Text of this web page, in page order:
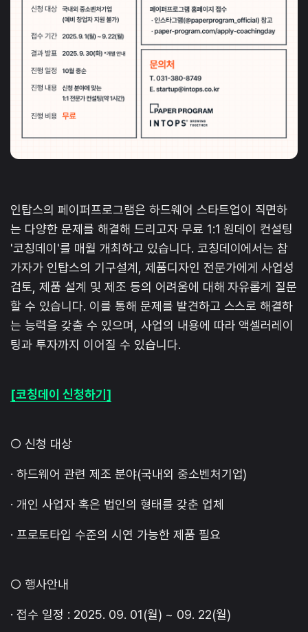
인탑스의 페이퍼프로그램은 하드웨어 스타트업이 직면하
는 다양한 문제를 해결해 드리고자 무료 1:1 원데이 컨설팅
'코칭데이'를 매월 개최하고 있습니다. 코칭데이에서는 참
가자가 인탑스의 기구설계, 제품디자인 전문가에게 사업성
검토, 제품 설계 및 제조 등의 어려움에 대해 자유롭게 질문
할 수 있습니다. 이를 통해 문제를 발견하고 스스로 해결하
는 능력을 갖출 수 있으며, 사업의 내용에 따라 액셀러레이
팅과 투자까지 이어질 수 있습니다.
[코칭데이 신청하기]
○ 신청 대상
· 하드웨어 관련 제조 분야(국내외 중소벤처기업)
· 개인 사업자 혹은 법인의 형태를 갖춘 업체
· 프로토타입 수준의 시연 가능한 제품 필요
○ 행사안내
· 접수 일정 : 2025. 09. 01(월) ~ 09. 22(월)